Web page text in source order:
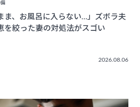
ま、お風呂に入らない…」ズボラ夫
を絞った妻の対処法がスゴい
2026.08.06